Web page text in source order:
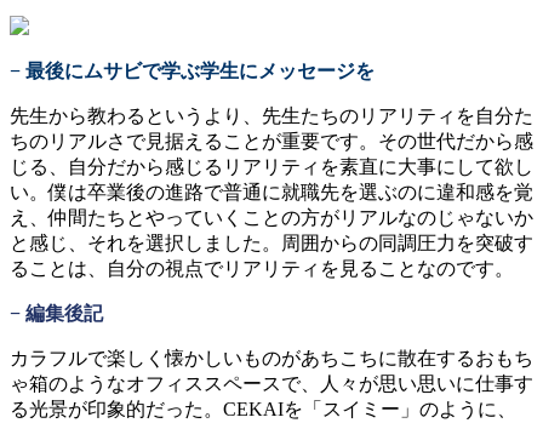
− 最後にムサビで学ぶ学生にメッセージを
先生から教わるというより、先生たちのリアリティを自分た
ちのリアルさで見据えることが重要です。その世代だから感
じる、自分だから感じるリアリティを素直に大事にして欲し
い。僕は卒業後の進路で普通に就職先を選ぶのに違和感を覚
え、仲間たちとやっていくことの方がリアルなのじゃないか
と感じ、それを選択しました。周囲からの同調圧力を突破す
ることは、自分の視点でリアリティを見ることなのです。
− 編集後記
カラフルで楽しく懐かしいものがあちこちに散在するおもち
ゃ箱のようなオフィススペースで、人々が思い思いに仕事す
る光景が印象的だった。CEKAIを「スイミー」のように、